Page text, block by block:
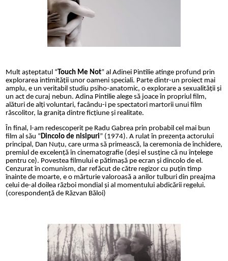
Mult așteptatul “ Touch Me Not” al Adinei Pintilie atinge profund prin
explorarea intimității unor oameni speciali. Parte dintr-un proiect mai
amplu, e un veritabil studiu psiho-anatomic, o explorare a sexualității și
un act de curaj nebun. Adina Pintilie alege să joace în propriul film,
alături de alți voluntari, facându-i pe spectatori martorii unui film
răscolitor, la granița dintre ficțiune și realitate.
În final, l-am redescoperit pe Radu Gabrea prin probabil cel mai bun
film al său “Dincolo de nisipuri” (1974). A rulat în prezența actorului
principal, Dan Nuțu, care urma să primească, la ceremonia de închidere,
premiul de excelență în cinematografie (deși el susține că nu înțelege
pentru ce). Povestea filmului e pătimașă pe ecran și dincolo de el.
Cenzurat în comunism, dar refăcut de către regizor cu puțin timp
înainte de moarte, e o mărturie valoroasă a anilor tulburi din preajma
celui de-al doilea război mondial și al momentului abdicării regelui.
(corespondență de Răzvan Băloi)